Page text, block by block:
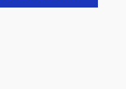
era:
es: